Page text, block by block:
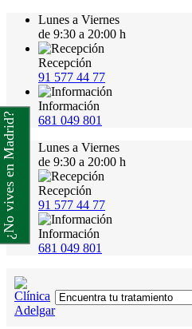
Lunes a Viernes
de 9:30 a 20:00 h
Recepción
91 577 44 77
Información
681 049 801
Lunes a Viernes
de 9:30 a 20:00 h
Recepción
91 577 44 77
Información
681 049 801
¿No vives en Madrid?